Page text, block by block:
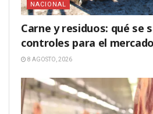
NACIONAL
Carne y residuos: qué se
controles para el
8 AGOSTO, 2026